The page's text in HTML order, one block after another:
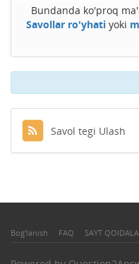
Bundanda ko'proq
Savollar ro'yhati yoki
Savol tegi Ulash
Bog'lanish FAQ SAYT